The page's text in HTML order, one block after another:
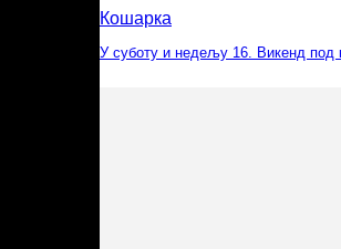
Кошарка
У суботу и недељу 16. Викенд под